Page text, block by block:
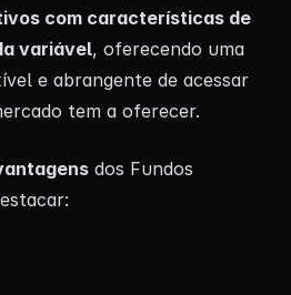
com características de
variável, oferecendo uma
e abrangente de acessar
tem a oferecer.
dos Fundos